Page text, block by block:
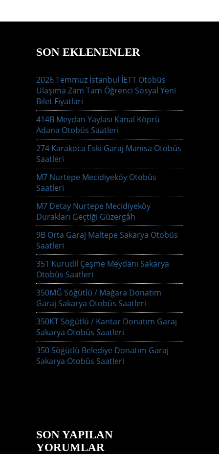
SON EKLENENLER
2026 Temmuz İstanbul İETT Otobüs
Ulaşıma Zam Tam Öğrenci Sosyal Yeni
Bilet Fiyatları
414B Meydan Yaylası Kanal Köprü
Adana Otobüs Saatleri
274 Karakoca Eski Garaj Manisa Otobüs
Saatleri
M7 Nurtepe Mecidiyeköy Otobüs
Saatleri
M7 Detay Nurtepe Mecidiyeköy
Durakları Geçtiği Güzergâh
9B Orta Garaj Maltepe Sakarya Otobüs
Saatleri
351 Kurudil Çeşme Meydanı Sakarya
Otobüs Saatleri
350MĞ Söğütlü / Mağara Donatım
Garaj Sakarya Otobüs Saatleri
350KT Söğütlü / Kantar Donatım Garaj
Sakarya Otobüs Saatleri
350 Söğütlü Belediye Donatım Garaj
Sakarya Otobüs Saatleri
SON YAPILAN
YORUMLAR